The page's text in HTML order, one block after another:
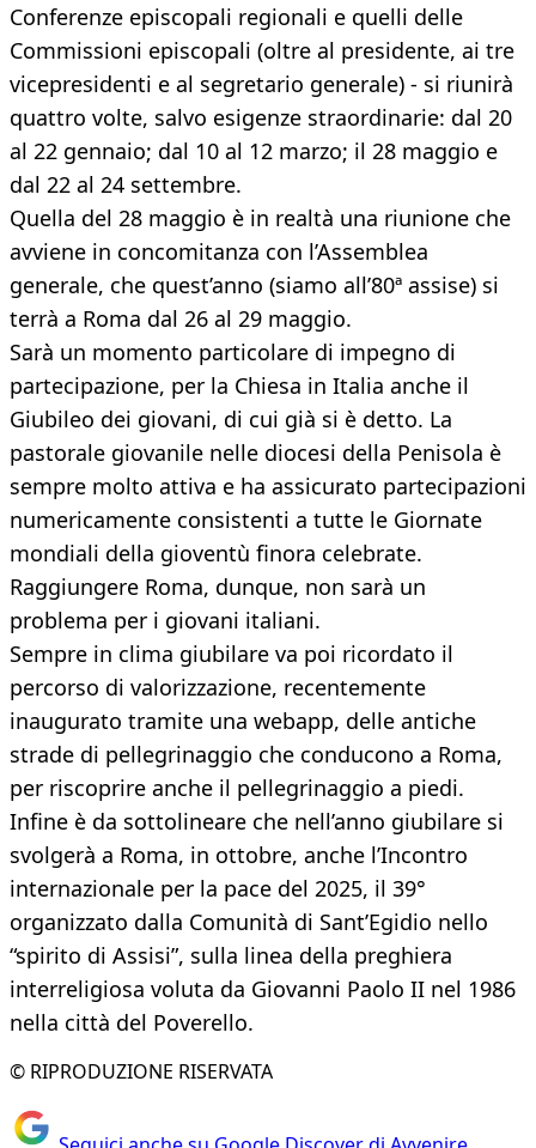
Conferenze episcopali regionali e quelli delle
Commissioni episcopali (oltre al presidente, ai tre
vicepresidenti e al segretario generale) - si riunirà
quattro volte, salvo esigenze straordinarie: dal 20
al 22 gennaio; dal 10 al 12 marzo; il 28 maggio e
dal 22 al 24 settembre.
Quella del 28 maggio è in realtà una riunione che
avviene in concomitanza con l’Assemblea
generale, che quest’anno (siamo all’80ª assise) si
terrà a Roma dal 26 al 29 maggio.
Sarà un momento particolare di impegno di
partecipazione, per la Chiesa in Italia anche il
Giubileo dei giovani, di cui già si è detto. La
pastorale giovanile nelle diocesi della Penisola è
sempre molto attiva e ha assicurato partecipazioni
numericamente consistenti a tutte le Giornate
mondiali della gioventù finora celebrate.
Raggiungere Roma, dunque, non sarà un
problema per i giovani italiani.
Sempre in clima giubilare va poi ricordato il
percorso di valorizzazione, recentemente
inaugurato tramite una webapp, delle antiche
strade di pellegrinaggio che conducono a Roma,
per riscoprire anche il pellegrinaggio a piedi.
Infine è da sottolineare che nell’anno giubilare si
svolgerà a Roma, in ottobre, anche l’Incontro
internazionale per la pace del 2025, il 39°
organizzato dalla Comunità di Sant’Egidio nello
“spirito di Assisi”, sulla linea della preghiera
interreligiosa voluta da Giovanni Paolo II nel 1986
nella città del Poverello.
© RIPRODUZIONE RISERVATA